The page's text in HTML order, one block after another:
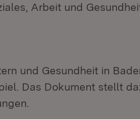
Arbeit und
und Gesundheit in
Das Dokument stellt